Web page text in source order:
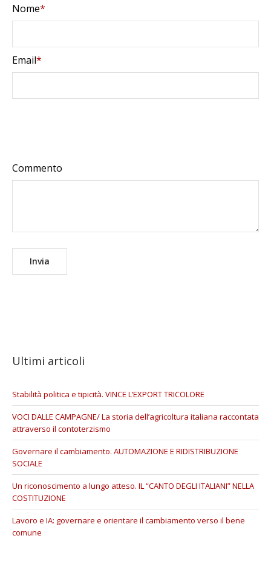
Nome*
Email*
Commento
Ultimi articoli
Stabilità politica e tipicità. VINCE L’EXPORT TRICOLORE
VOCI DALLE CAMPAGNE/ La storia dell’agricoltura italiana raccontata
attraverso il contoterzismo
Governare il cambiamento. AUTOMAZIONE E RIDISTRIBUZIONE
SOCIALE
Un riconoscimento a lungo atteso. IL “CANTO DEGLI ITALIANI” NELLA
COSTITUZIONE
Lavoro e IA: governare e orientare il cambiamento verso il bene
comune